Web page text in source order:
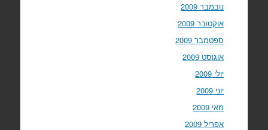
נובמבר 2009
אוקטובר 2009
ספטמבר 2009
אוגוסט 2009
יולי 2009
יוני 2009
מאי 2009
אפריל 2009